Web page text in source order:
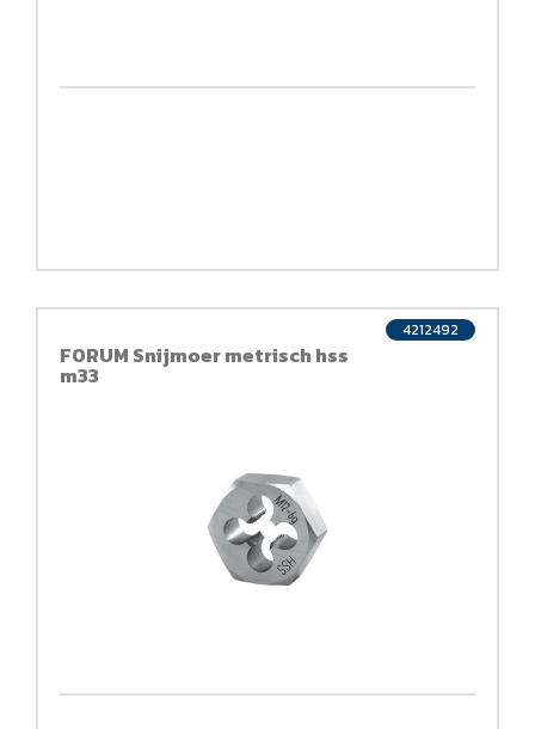
FORUM Snijmoer metrisch hss
m33
4212492